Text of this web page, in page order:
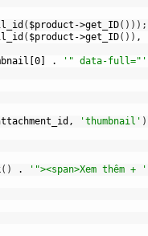
( $product->get_ID( ) ) ) ;
( $product->get_ID( ) ) ,
. '" data-full="'
'thumbnail' )
( ) . '"><span>Xem thêm + '